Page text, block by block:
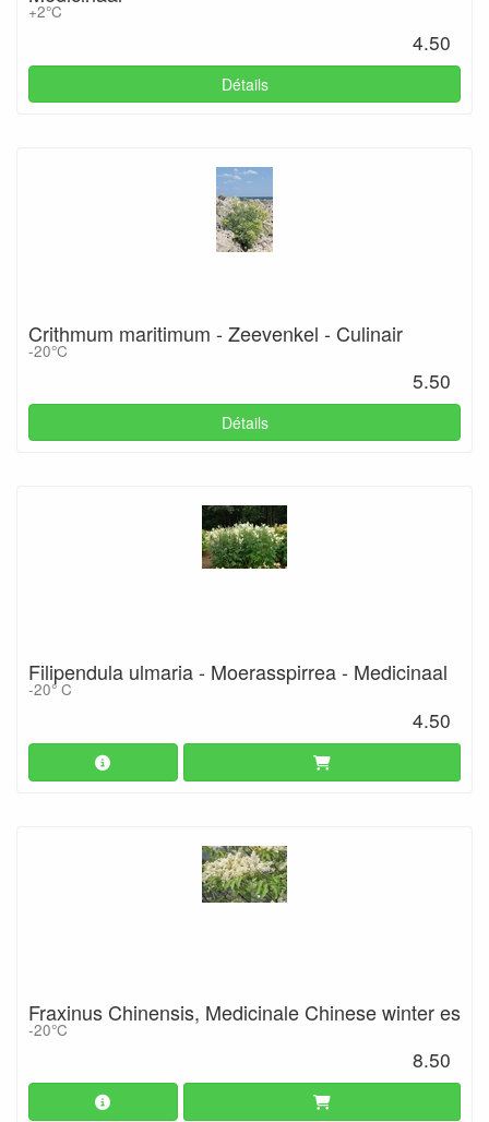
+2°C
4.50
Détails
Crithmum maritimum - Zeevenkel - Culinair
-20°C
5.50
Détails
Filipendula ulmaria - Moerasspirrea - Medicinaal
-20° C
4.50
Fraxinus Chinensis, Medicinale Chinese winter es
-20°C
8.50